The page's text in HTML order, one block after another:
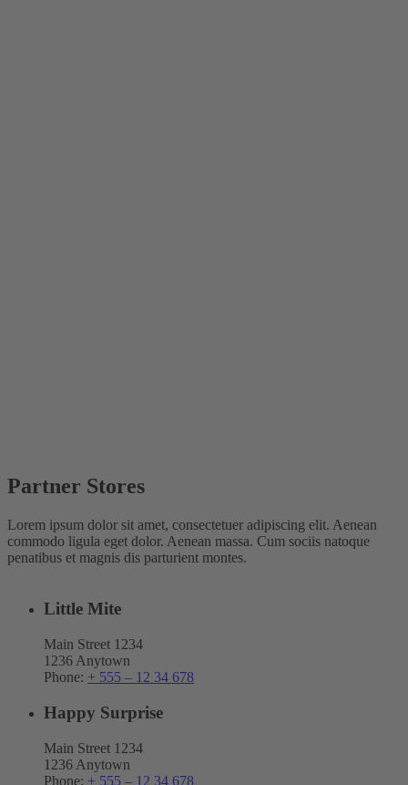
Partner Stores
Lorem ipsum dolor sit amet, consectetuer adipiscing elit. Aenean
commodo ligula eget dolor. Aenean massa. Cum sociis natoque
penatibus et magnis dis parturient montes.
Little Mite
Main Street 1234
1236 Anytown
Phone: + 555 – 12 34 678
Happy Surprise
Main Street 1234
1236 Anytown
Phone: + 555 – 12 34 678